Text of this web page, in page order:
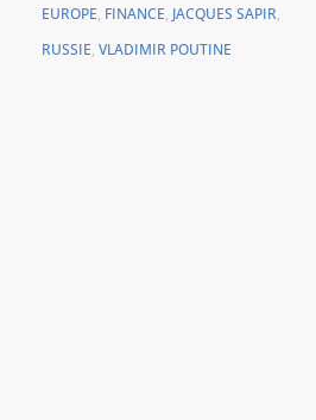
EUROPE, FINANCE, JACQUES SAPIR,
RUSSIE, VLADIMIR POUTINE